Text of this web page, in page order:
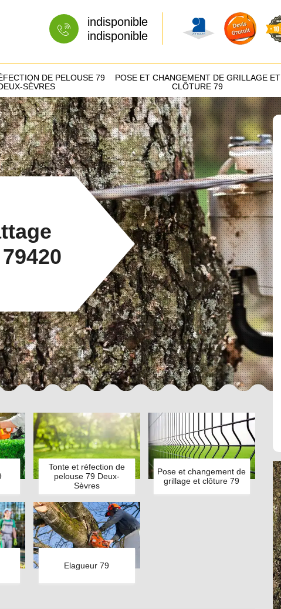
indisponible
indisponible
DE PELOUSE 79
SÈVRES
POSE ET CHANGEMENT DE GRILLAGE ET
CLÔTURE 79
Tonte et réfection de
pelouse 79 Deux-
Sèvres
Pose et changement de
grillage et clôture 79
Elagueur 79